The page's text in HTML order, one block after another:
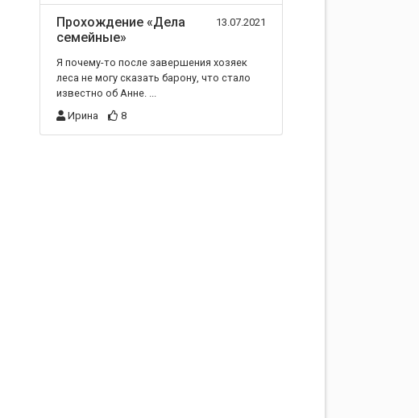
Прохождение «Дела
семейные»
13.07.2021
Я почему-то после завершения хозяек
леса не могу сказать барону, что стало
известно об Анне. ...
Ирина
8